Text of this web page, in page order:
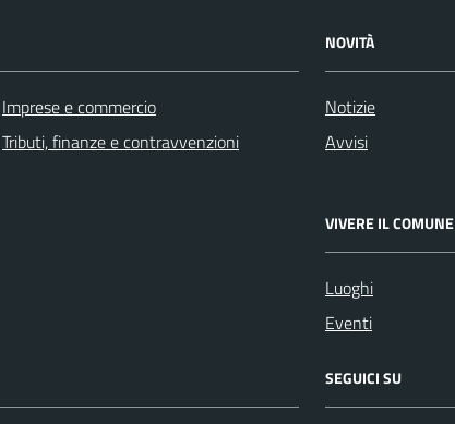
Imprese e commercio
Tributi, finanze e contravvenzioni
NOVITÀ
Notizie
Avvisi
VIVERE IL COMUNE
Luoghi
Eventi
SEGUICI SU